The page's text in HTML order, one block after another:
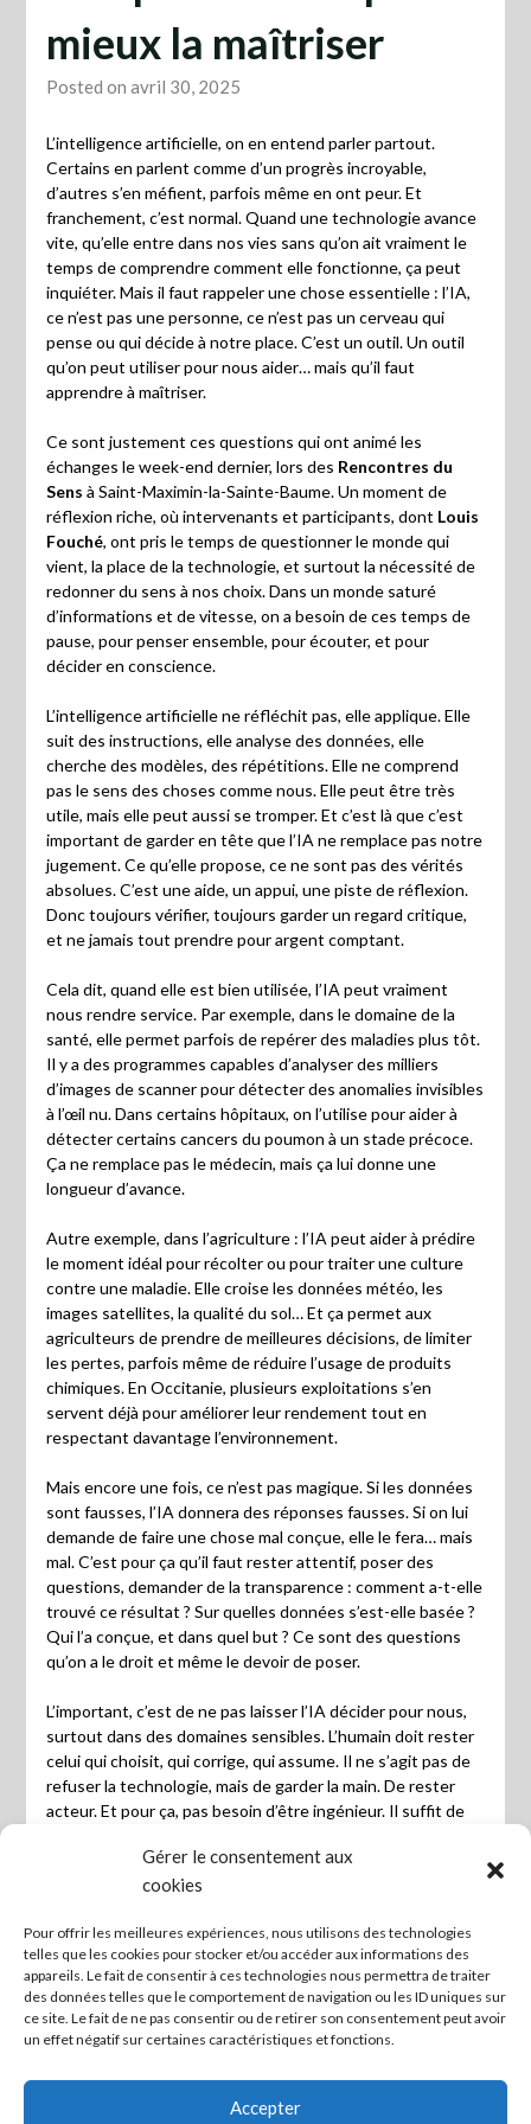
Gérer le consentement aux
cookies
Pour offrir les meilleures expériences, nous utilisons des technologies
telles que les cookies pour stocker et/ou accéder aux informations des
appareils. Le fait de consentir à ces technologies nous permettra de traiter
des données telles que le comportement de navigation ou les ID uniques sur
ce site. Le fait de ne pas consentir ou de retirer son consentement peut avoir
un effet négatif sur certaines caractéristiques et fonctions.
Accepter
mieux la maîtriser
Posted on avril 30, 2025
L’intelligence artificielle, on en entend parler partout.
Certains en parlent comme d’un progrès incroyable,
d’autres s’en méfient, parfois même en ont peur. Et
franchement, c’est normal. Quand une technologie avance
vite, qu’elle entre dans nos vies sans qu’on ait vraiment le
temps de comprendre comment elle fonctionne, ça peut
inquiéter. Mais il faut rappeler une chose essentielle : l’IA,
ce n’est pas une personne, ce n’est pas un cerveau qui
pense ou qui décide à notre place. C’est un outil. Un outil
qu’on peut utiliser pour nous aider… mais qu’il faut
apprendre à maîtriser.
Ce sont justement ces questions qui ont animé les
échanges le week-end dernier, lors des Rencontres du
Sens à Saint-Maximin-la-Sainte-Baume. Un moment de
réflexion riche, où intervenants et participants, dont Louis
Fouché, ont pris le temps de questionner le monde qui
vient, la place de la technologie, et surtout la nécessité de
redonner du sens à nos choix. Dans un monde saturé
d’informations et de vitesse, on a besoin de ces temps de
pause, pour penser ensemble, pour écouter, et pour
décider en conscience.
L’intelligence artificielle ne réfléchit pas, elle applique. Elle
suit des instructions, elle analyse des données, elle
cherche des modèles, des répétitions. Elle ne comprend
pas le sens des choses comme nous. Elle peut être très
utile, mais elle peut aussi se tromper. Et c’est là que c’est
important de garder en tête que l’IA ne remplace pas notre
jugement. Ce qu’elle propose, ce ne sont pas des vérités
absolues. C’est une aide, un appui, une piste de réflexion.
Donc toujours vérifier, toujours garder un regard critique,
et ne jamais tout prendre pour argent comptant.
Cela dit, quand elle est bien utilisée, l’IA peut vraiment
nous rendre service. Par exemple, dans le domaine de la
santé, elle permet parfois de repérer des maladies plus tôt.
Il y a des programmes capables d’analyser des milliers
d’images de scanner pour détecter des anomalies invisibles
à l’œil nu. Dans certains hôpitaux, on l’utilise pour aider à
détecter certains cancers du poumon à un stade précoce.
Ça ne remplace pas le médecin, mais ça lui donne une
longueur d’avance.
Autre exemple, dans l’agriculture : l’IA peut aider à prédire
le moment idéal pour récolter ou pour traiter une culture
contre une maladie. Elle croise les données météo, les
images satellites, la qualité du sol… Et ça permet aux
agriculteurs de prendre de meilleures décisions, de limiter
les pertes, parfois même de réduire l’usage de produits
chimiques. En Occitanie, plusieurs exploitations s’en
servent déjà pour améliorer leur rendement tout en
respectant davantage l’environnement.
Mais encore une fois, ce n’est pas magique. Si les données
sont fausses, l’IA donnera des réponses fausses. Si on lui
demande de faire une chose mal conçue, elle le fera… mais
mal. C’est pour ça qu’il faut rester attentif, poser des
questions, demander de la transparence : comment a-t-elle
trouvé ce résultat ? Sur quelles données s’est-elle basée ?
Qui l’a conçue, et dans quel but ? Ce sont des questions
qu’on a le droit et même le devoir de poser.
L’important, c’est de ne pas laisser l’IA décider pour nous,
surtout dans des domaines sensibles. L’humain doit rester
celui qui choisit, qui corrige, qui assume. Il ne s’agit pas de
refuser la technologie, mais de garder la main. De rester
acteur. Et pour ça, pas besoin d’être ingénieur. Il suffit de
rappeler que la machine ne sait rien sans nous.
donne, les intentions de ceux qui la conçoivent, et les
usages qu’on en fait. Elle n’est ni bonne ni mauvaise par
nature. Elle peut simplifier la vie, sauver du temps, aider à
mieux comprendre, à condition de rester vigilant, de rester
curieux, et surtout… de ne jamais renoncer à notre esprit
Télécharger